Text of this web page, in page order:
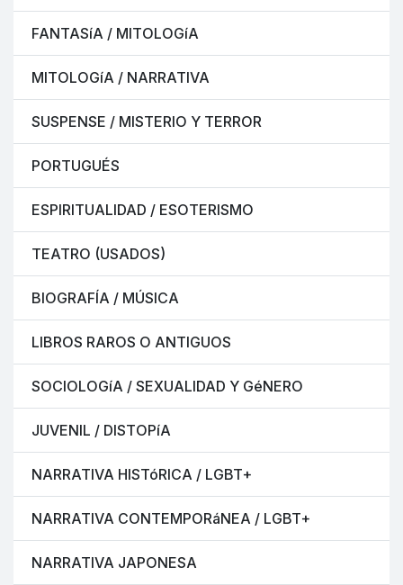
FANTASíA / MITOLOGíA
MITOLOGíA / NARRATIVA
SUSPENSE / MISTERIO Y TERROR
PORTUGUÉS
ESPIRITUALIDAD / ESOTERISMO
TEATRO (USADOS)
BIOGRAFÍA / MÚSICA
LIBROS RAROS O ANTIGUOS
SOCIOLOGíA / SEXUALIDAD Y GéNERO
JUVENIL / DISTOPíA
NARRATIVA HISTóRICA / LGBT+
NARRATIVA CONTEMPORáNEA / LGBT+
NARRATIVA JAPONESA